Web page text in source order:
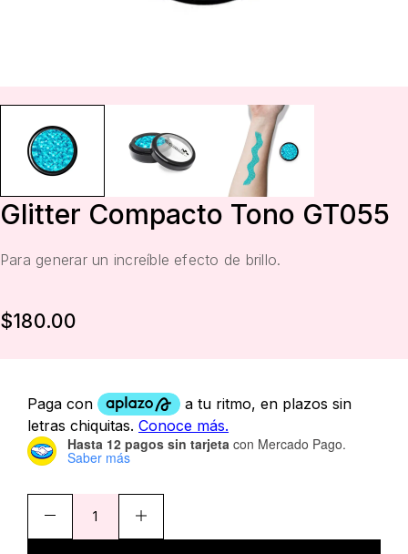
Glitter Compacto Tono GT055
Para generar un increíble efecto de brillo.
$180.00
Hasta 12 pagos sin tarjeta con Mercado Pago.
Saber más